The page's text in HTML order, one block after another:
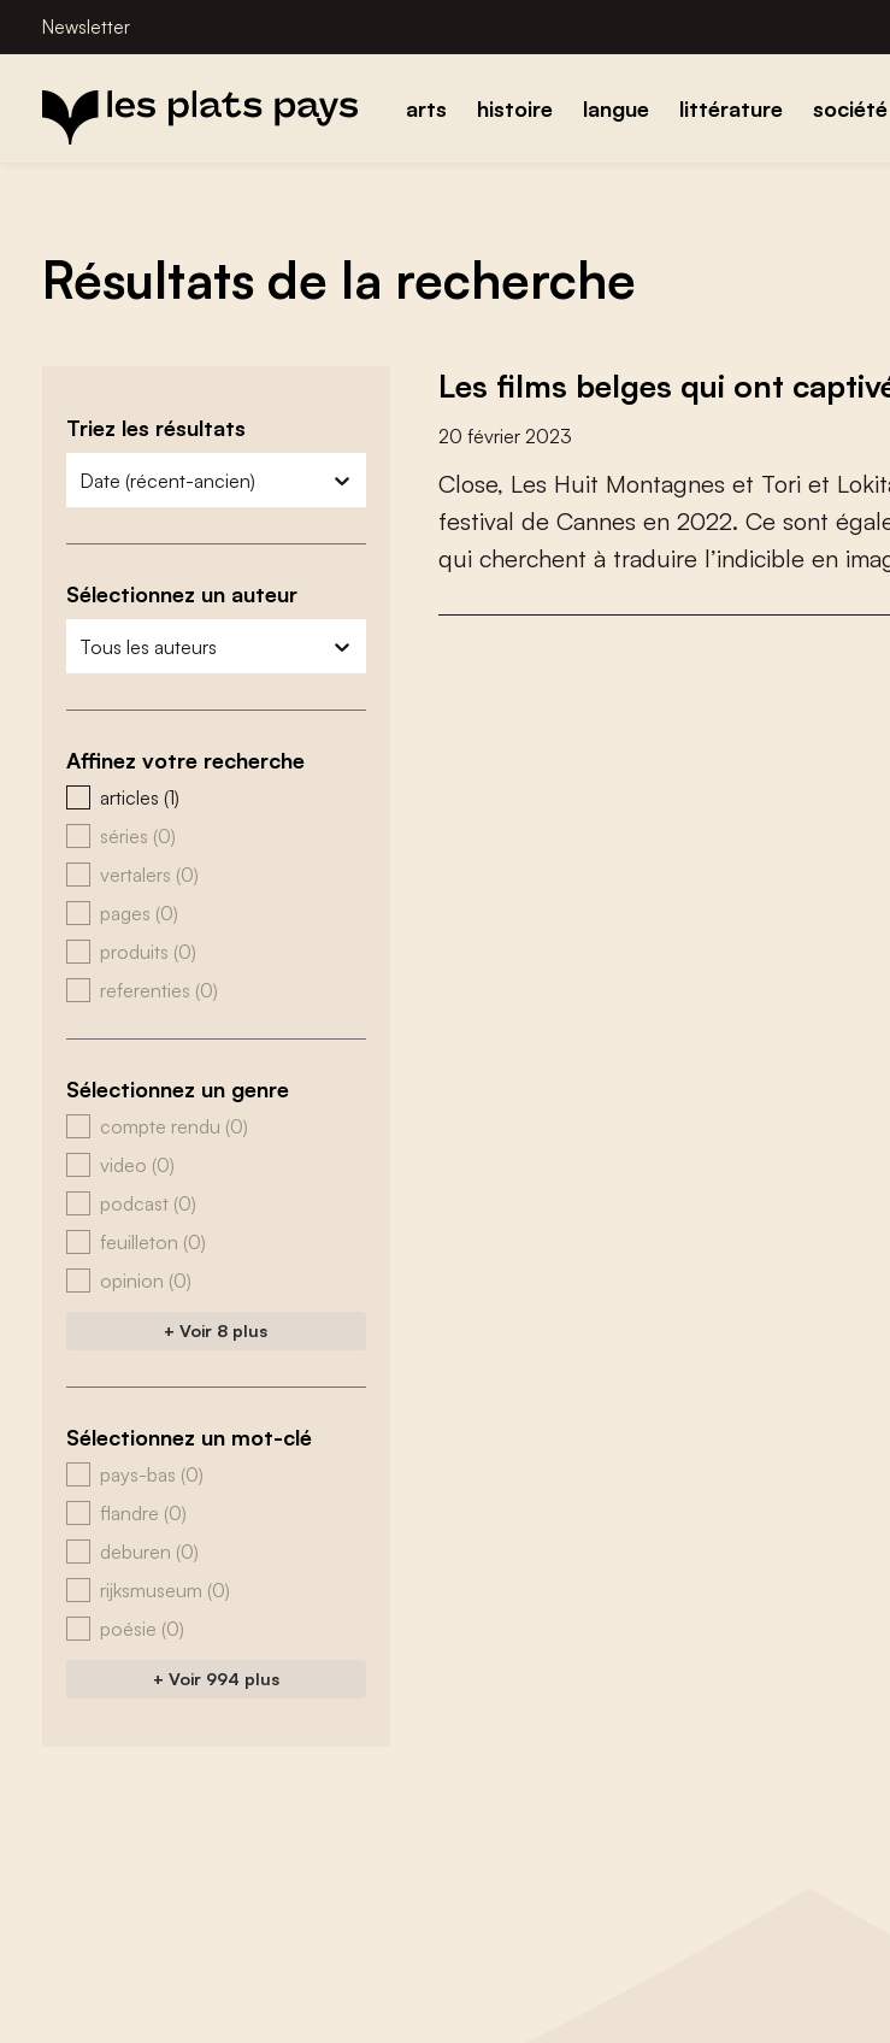
Newsletter
arts histoire langue littérature société
Résultats de la recherche
Triez les résultats
zoeken - sorteer
trier le contenu
Sélectionnez un auteur
zoeken - auteurs
sélectionnez le contenu
Affinez votre recherche
zoeken - type
articles (1)
séries (0)
vertalers (0)
pages (0)
produits (0)
referenties (0)
Sélectionnez un genre
zoeken - genre
compte rendu (0)
video (0)
podcast (0)
feuilleton (0)
opinion (0)
+ Voir 8 plus
Sélectionnez un mot-clé
zoeken - tags
pays-bas (0)
flandre (0)
deburen (0)
rijksmuseum (0)
poésie (0)
+ Voir 994 plus
Les films belges qui ont
20 février 2023
Close, Les Huit Montagnes et Tori et Lokit
festival de Cannes en 2022. Ce sont égal
qui cherchent à traduire l’indicible en ima